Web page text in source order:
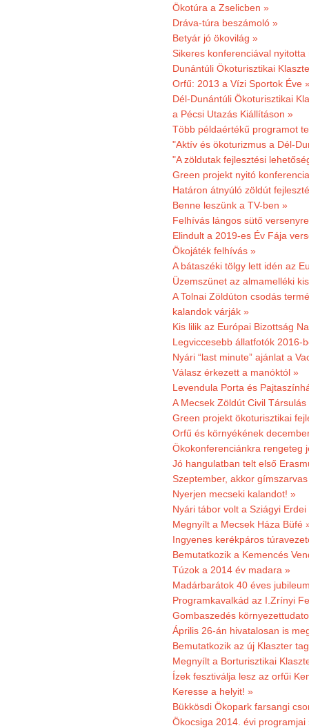
Ökotúra a Zselicben »
Dráva-túra beszámoló »
Betyár jó ökovilág »
Sikeres konferenciával
Dunántúli Ökoturisztikai
Orfű: 2013 a Vízi Sportok Éve
Dél-Dunántúli Ökoturisztikai
a Pécsi Utazás Kiállításon »
Több példaértékű programot
"Aktív és ökoturizmus a Dél-
"A zöldutak fejlesztési
Green projekt nyitó
Határon átnyúló zöldút
Benne leszünk a TV-ben »
Felhívás lángos sütő
Elindult a 2019-es Év Fája
Ökojáték felhívás »
A bátaszéki tölgy lett idén az
Üzemszünet az almamelléki
A Tolnai Zöldúton csodás
kalandok várják »
Kis lilik az Európai Bizottság
Legviccesebb állatfotók 2016-
Nyári “last minute” ajánlat a
Válasz érkezett a manóktól »
Levendula Porta és
A Mecsek Zöldút Civil
Green projekt ökoturisztikai
Orfű és környékének
Ökokonferenciánkra rengeteg
Jó hangulatban telt első
Szeptember, akkor
Nyerjen mecseki kalandot! »
Nyári tábor volt a Sziágyi
Megnyílt a Mecsek Háza Büfé
Ingyenes kerékpáros
Bemutatkozik a Kemencés
Túzok a 2014 év madara »
Madárbarátok 40 éves
Programkavalkád az I.Zrínyi
Gombaszedés
Április 26-án hivatalosan is
Bemutatkozik az új Klaszter
Megnyílt a Borturisztikai
Ízek fesztiválja lesz az orfűi
Keresse a helyit! »
Bükkösdi Ökopark farsangi
Ökocsiga 2014. évi programjai